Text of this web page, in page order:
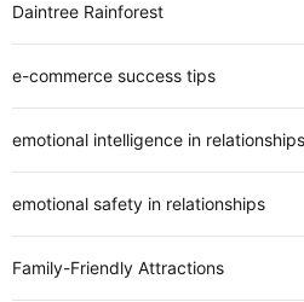
Daintree Rainforest
e-commerce success tips
emotional intelligence in relationships
emotional safety in relationships
Family-Friendly Attractions